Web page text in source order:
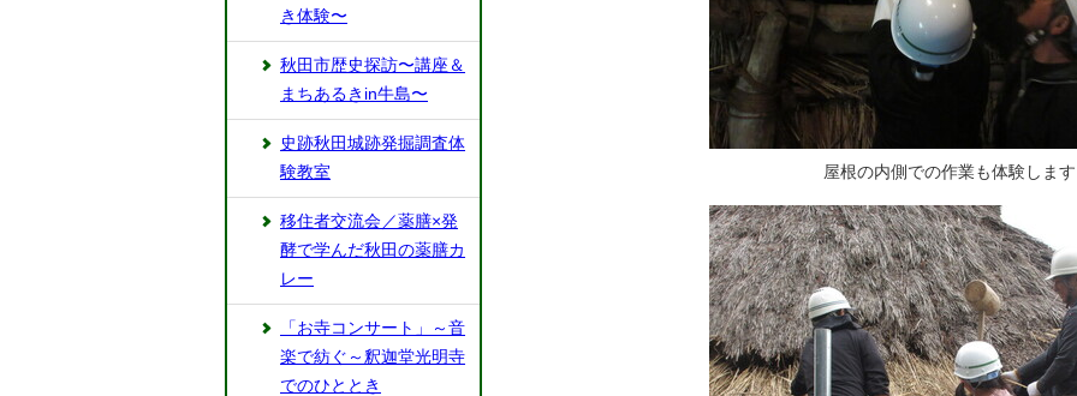
屋根の内側での作業も体験しま
き体験〜
秋田市歴史探訪〜講座＆
まちあるきin牛島〜
史跡秋田城跡発掘調査体
験教室
移住者交流会／薬膳×発
酵で学んだ秋田の薬膳カ
レー
「お寺コンサート」～音
楽で紡ぐ～釈迦堂光明寺
でのひととき